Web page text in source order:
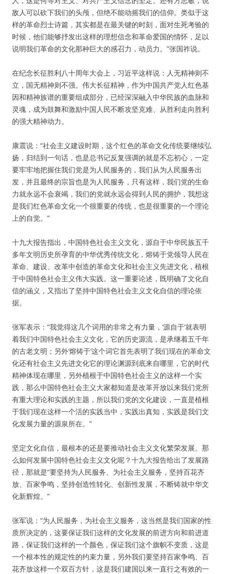
敌人可以砍下我们的头颅，但绝不能动摇我们的信仰。类似于这
样的革命烈士诗篇，其实都是在最关键的时刻，面对生死考验的
时候，他们能够抒发出这样的理想信念和革命爱国的情怀，足以
说明我们革命的文化那种巨大的感召力，动员力。”张国祚说。
在纪念长征胜利八十周年大会上，习近平这样说：人无精神则不
立，国无精神则不强。伟大长征精神，作为中国共产党人红色基
因和精神族谱的重要组成部分，已经深深融入中华民族的血脉和
灵魂，成为鼓舞和激励中国人民不断攻坚克难、从胜利走向胜利
的强大精神动力。
康震说：“社会主义建设时期，这个红色的革命文化传统要继续弘
扬，归结到一句话，也是总书记反复强调的就是不忘初心，一定
要牢牢地把握住我们党是为人民服务的，我们从为人民服务出
发，并且最终的宗旨也是为人民服务，只有这样，我们党的生命
力就永远不会衰竭，我们的党就永远会得到人民的拥护，我想这
是我们红色革命文化一个很重要的传统，也是很重要的一个理论
上的自觉。”
十九大报告指出，中国特色社会主义文化，源自于中华民族五千
多年文明历史所孕育的中华优秀传统文化，熔铸于党领导人民在
革命、建设、改革中创造的革命文化和社会主义先进文化，植根
于中国特色社会主义伟大实践。这一重要论述，既明确了文化自
信的涵义，又指出了坚持中国特色社会主义文化自信的理论依
据。
张军表示：“我觉得这几个词用的非常之有力量，‘源自于’就表明
着我们中国特色社会主义文化，它的历史源流，是承继着五千年
的古老文明；另外‘熔铸于’这个词它首先表明了我们现在的革命文
化还有社会主义先进文化它的理论渊源到底来自哪里，它的时代
精神体现在哪里，另外植根于中国特色社会主义的这样一个实
践，那么中国特色社会主义大家都知道是改革开放以来我们党所
有重大理论和实践的主题，所以我们党的文化建设，一直是植根
于我们现在这样一个活的实践当中，实践出真知，实践是我们文
化发展力量的源泉所在。”
坚定文化自信，最根本的还是要推动社会主义文化繁荣发展。那
么如何发展中国特色社会主义文化呢？十九大报告给出了发展路
径，那就是“要坚持为人民服务、为社会主义服务，坚持百花齐
放、百家争鸣，坚持创造性转化、创新性发展，不断铸就中华文
化新辉煌。”
张军说：“为人民服务，为社会主义服务，这当然是我们国家的性
质所决定的，这要保证我们这样的文化发展的前进方向和前进道
路，保证我们这样的一个颜色，保证我们这个旗帜不变质，这是
一个根本性的规定性的约束力量，另外我们要坚持百家争鸣、百
花齐放这样一个双百方针，这是我们建国以来一直行之有效的一